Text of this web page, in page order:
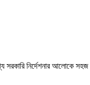
নির্দেশনার আলোকে সহজ